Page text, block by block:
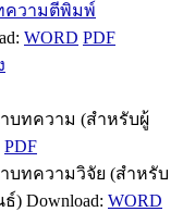
ความตีพิมพ์
WORD PDF
บทความ (สำหรับผู้
PDF
บทความวิจัย (สำหรับ
) Download: WORD